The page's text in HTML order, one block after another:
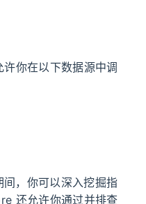
你在以下数据源中调
，你可以深入挖掘指
还允许你通过并排查